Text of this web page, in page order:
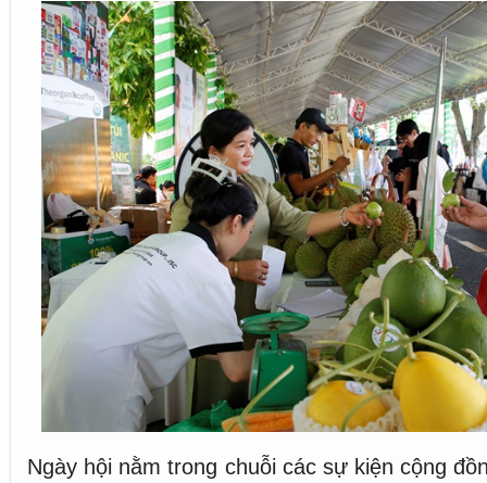
Ngày hội nằm trong chuỗi các sự kiện cộng